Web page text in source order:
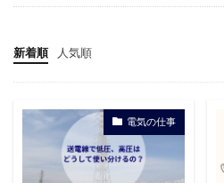
新着順 人気順
電気の仕事